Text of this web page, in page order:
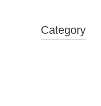
Category